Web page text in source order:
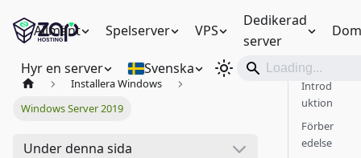
Allmänt Spelserver VPS
Dedikerad
server
Hyr en server Svenska
Installera Windows
Windows Server 2019
Under denna sida
Introd
uktion
Förber
edelse